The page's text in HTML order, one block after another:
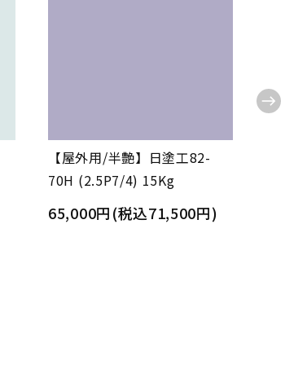
【屋外用/半艶】日塗工82-
70H (2.5P7/4) 15Kg
65,000円(税込71,500円)